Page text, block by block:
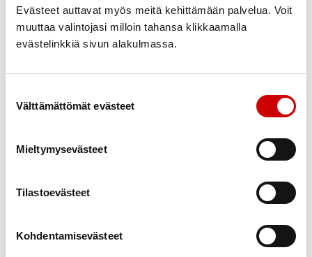
Evästeet auttavat myös meitä kehittämään palvelua. Voit
muuttaa valintojasi milloin tahansa klikkaamalla
evästelinkkiä sivun alakulmassa.
Välttämättömät evästeet
Mieltymysevästeet
Tilastoevästeet
Kohdentamisevästeet